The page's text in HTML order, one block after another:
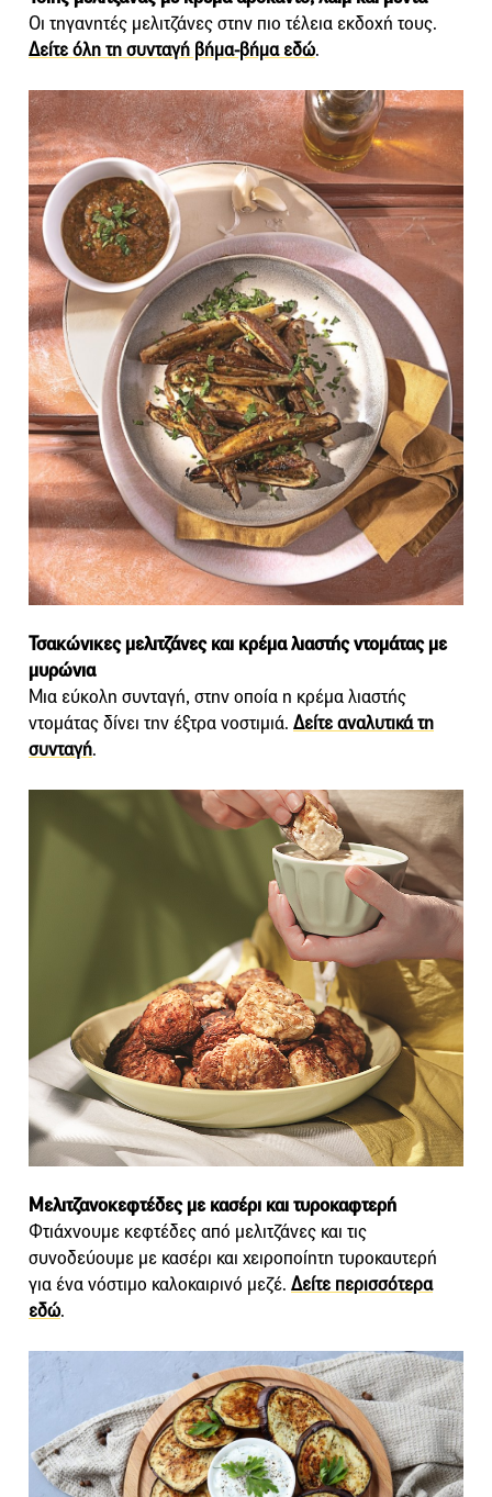
Οι τηγανητές μελιτζάνες στην πιο τέλεια εκδοχή τους.
Δείτε όλη τη συνταγή βήμα-βήμα εδώ.
Τσακώνικες μελιτζάνες και κρέμα λιαστής ντομάτας με
μυρώνια
Μια εύκολη συνταγή, στην οποία η κρέμα λιαστής
ντομάτας δίνει την έξτρα νοστιμιά. Δείτε αναλυτικά τη
συνταγή.
Μελιτζανοκεφτέδες με κασέρι και τυροκαφτερή
Φτιάχνουμε κεφτέδες από μελιτζάνες και τις
συνοδεύουμε με κασέρι και χειροποίητη τυροκαυτερή
για ένα νόστιμο καλοκαιρινό μεζέ. Δείτε περισσότερα
εδώ.